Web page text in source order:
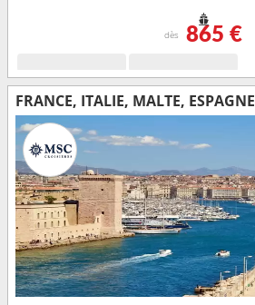
dès 865 €
FRANCE, ITALIE, MALTE, ESPAGNE